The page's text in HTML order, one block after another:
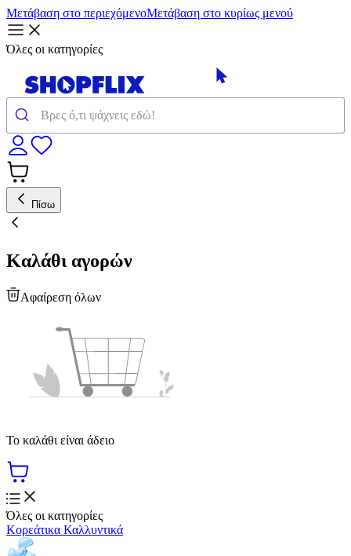
Μετάβαση στο περιεχόμενοΜετάβαση στο κυρίως μενού
Όλες οι κατηγορίες
Πίσω
Καλάθι αγορών
Αφαίρεση όλων
Το καλάθι είναι άδειο
Όλες οι κατηγορίες
Κορεάτικα Καλλυντικά